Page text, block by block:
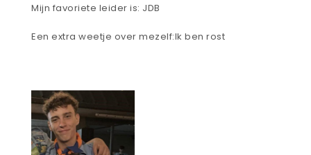
Mijn favoriete leider is: JDB
Een extra weetje over mezelf:Ik ben rost